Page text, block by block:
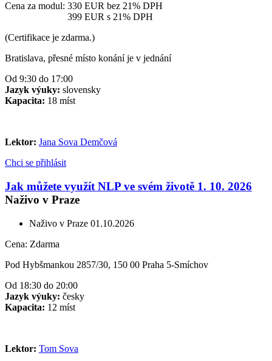
Cena za modul: 330 EUR bez 21% DPH
399 EUR s 21% DPH
(Certifikace je zdarma.)
Bratislava, přesné místo konání je v jednání
Od 9:30 do 17:00
Jazyk výuky: slovensky
Kapacita: 18 míst
Lektor: Jana Sova Demčová
Chci se přihlásit
Jak můžete využít NLP ve svém životě 1. 10. 2026
Naživo v Praze
Naživo v Praze 01.10.2026
Cena: Zdarma
Pod Hybšmankou 2857/30, 150 00 Praha 5-Smíchov
Od 18:30 do 20:00
Jazyk výuky: česky
Kapacita: 12 míst
Lektor: Tom Sova